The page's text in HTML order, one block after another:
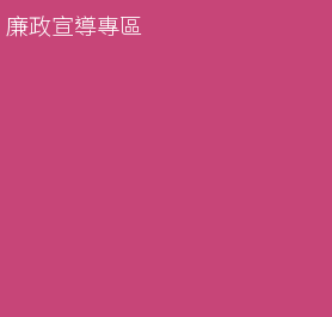
廉政宣導專區